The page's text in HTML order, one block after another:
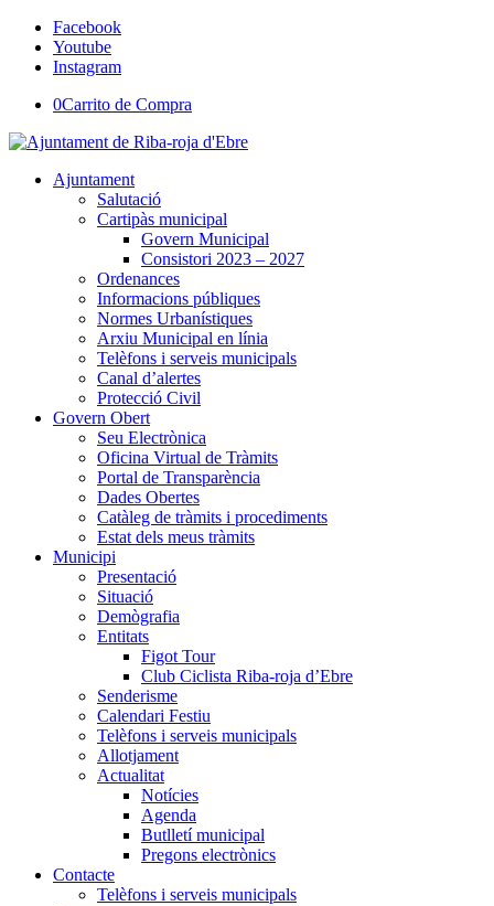
Facebook
Youtube
Instagram
0Carrito de Compra
Ajuntament
Salutació
Cartipàs municipal
Govern Municipal
Consistori 2023 – 2027
Ordenances
Informacions públiques
Normes Urbanístiques
Arxiu Municipal en línia
Telèfons i serveis municipals
Canal d’alertes
Protecció Civil
Govern Obert
Seu Electrònica
Oficina Virtual de Tràmits
Portal de Transparència
Dades Obertes
Catàleg de tràmits i procediments
Estat dels meus tràmits
Municipi
Presentació
Situació
Demògrafia
Entitats
Figot Tour
Club Ciclista Riba-roja d’Ebre
Senderisme
Calendari Festiu
Telèfons i serveis municipals
Allotjament
Actualitat
Notícies
Agenda
Butlletí municipal
Pregons electrònics
Contacte
Telèfons i serveis municipals